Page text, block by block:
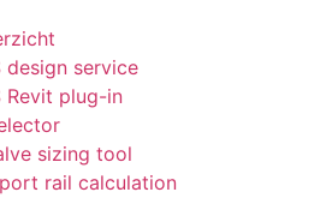
design service
Revit plug-in
sizing tool
rail calculation